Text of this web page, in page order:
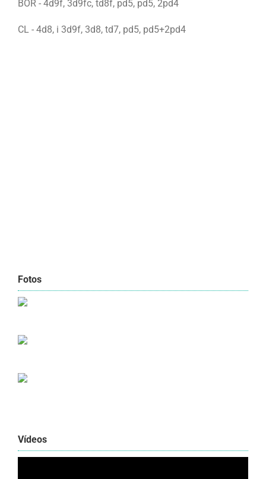
BOR - 4d9f, 3d9fc, td8f, pd5, pd5, 2pd4
CL - 4d8, i 3d9f, 3d8, td7, pd5, pd5+2pd4
Fotos
Vídeos